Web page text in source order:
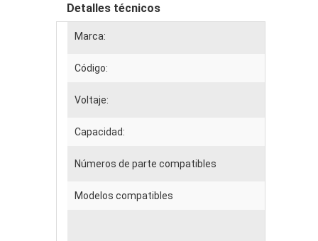
Detalles técnicos
Marca:
Código:
Voltaje:
Capacidad:
Números de parte compatibles
Modelos compatibles